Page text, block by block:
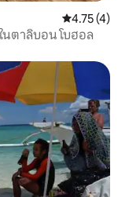
คะแนนเฉลี่ย
4.75 (4)
ตาลิบอน โบฮอล